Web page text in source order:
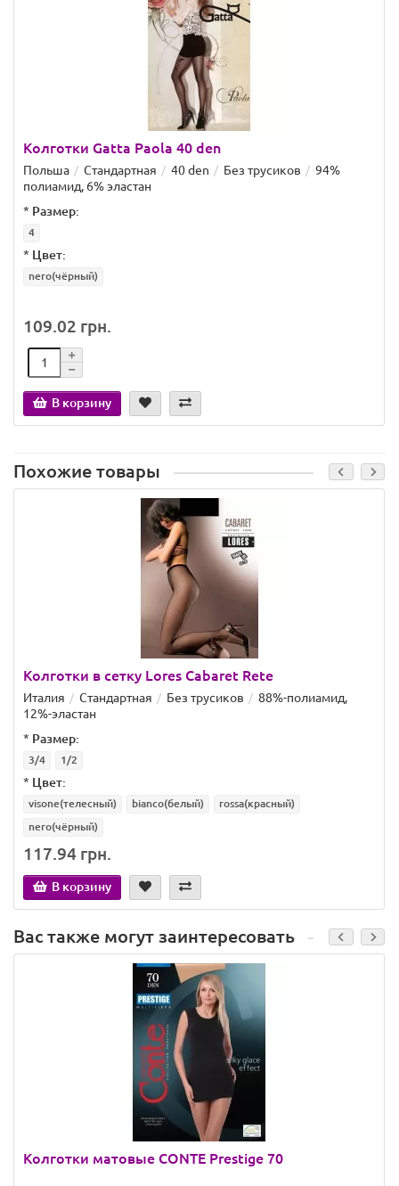
Колготки Gatta Paola 40 den
Польша Стандартная 40 den Без трусиков
94%
полиамид, 6% эластан
* Размер:
4
* Цвет:
nero(чёрный)
109.02 грн.
В корзину
Похожие товары
Колготки в сетку Lores Cabaret Rete
Италия Стандартная Без трусиков
88%-полиамид,
12%-эластан
* Размер:
3/4 1/2
* Цвет:
visone(телесный) bianco(белый)
rossa(красный)
nero(чёрный)
117.94 грн.
В корзину
Вас также могут заинтересовать
Колготки матовые CONTE Prestige 70